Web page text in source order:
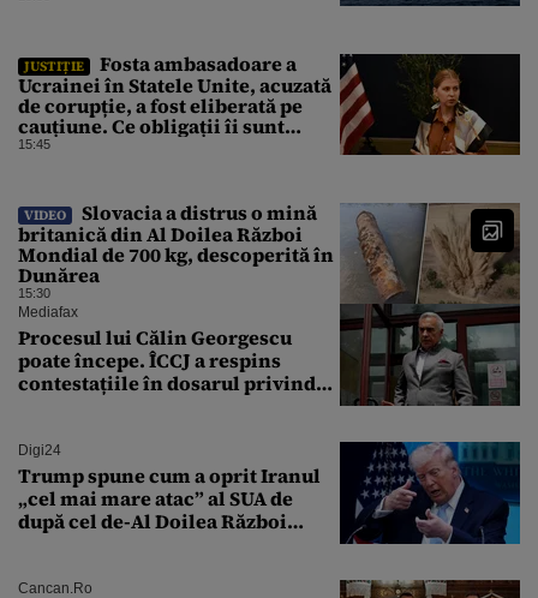
JUSTIȚIE
Fosta ambasadoare a
Ucrainei în Statele Unite, acuzată
de corupție, a fost eliberată pe
cauțiune. Ce obligații îi sunt
impuse
15:45
VIDEO
Slovacia a distrus o mină
britanică din Al Doilea Război
Mondial de 700 kg, descoperită în
Dunărea
15:30
Mediafax
Procesul lui Călin Georgescu
poate începe. ÎCCJ a respins
contestațiile în dosarul privind
Digi24
Trump spune cum a oprit Iranul
„cel mai mare atac” al SUA de
după cel de-Al Doilea Război
Cancan.ro